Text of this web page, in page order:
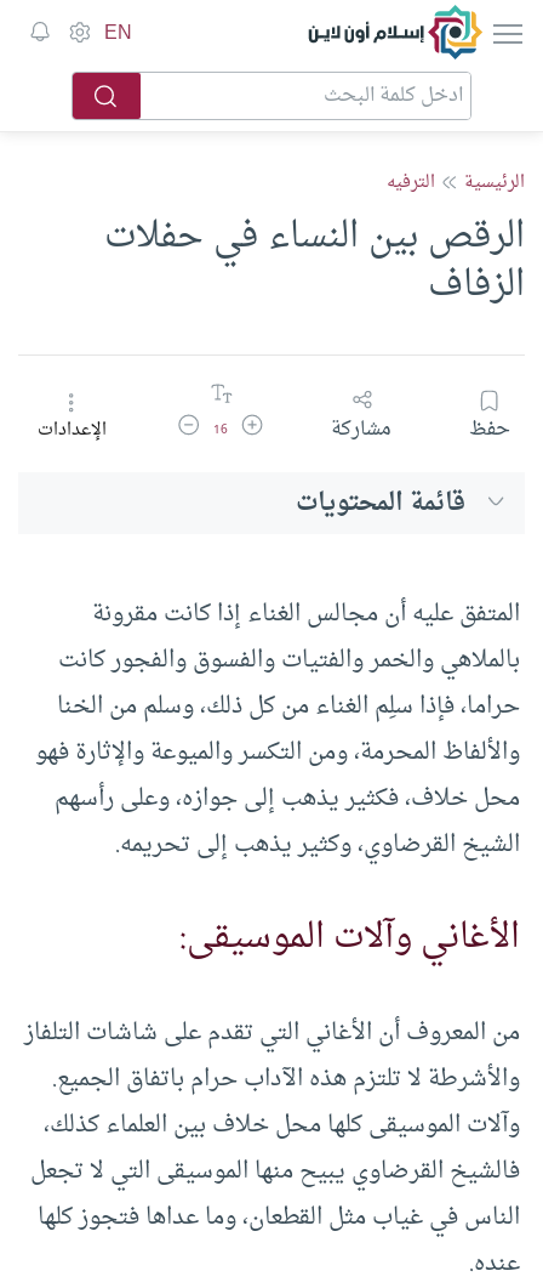
إسلام أون لاين EN
الرئيسية الترفيه
الرقص بين النساء في حفلات
الزفاف
حفظ مشاركة زيادة حجم الخط
16 تقليل حجم الخطالإعدادات
قائمة المحتويات
المتفق عليه أن مجالس الغناء إذا كانت مقرونة
بالملاهي والخمر والفتيات والفسوق والفجور كانت
حراما، فإذا سلِم الغناء من كل ذلك، وسلم من الخنا
والألفاظ المحرمة، ومن التكسر والميوعة والإثارة فهو
محل خلاف، فكثير يذهب إلى جوازه، وعلى رأسهم
الشيخ القرضاوي، وكثير يذهب إلى تحريمه.
الأغاني وآلات الموسيقى:
من المعروف أن الأغاني التي تقدم على شاشات التلفاز
والأشرطة لا تلتزم هذه الآداب حرام باتفاق الجميع.
وآلات الموسيقى كلها محل خلاف بين العلماء كذلك،
فالشيخ القرضاوي يبيح منها الموسيقى التي لا تجعل
الناس في غياب مثل القطعان، وما عداها فتجوز كلها
عنده.